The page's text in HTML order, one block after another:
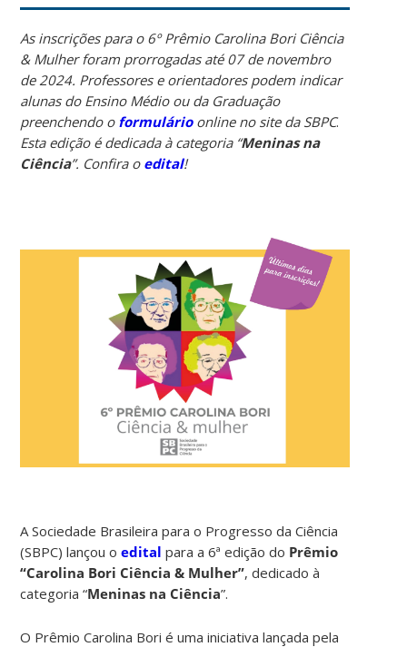
As inscrições para o 6º Prêmio Carolina Bori Ciência
& Mulher foram prorrogadas até 07 de novembro
de 2024. Professores e orientadores podem indicar
alunas do Ensino Médio ou da Graduação
preenchendo o formulárioonline no site da SBPC.
Esta edição é dedicada à categoria “Meninas na
Ciência”. Confira o edital!
A Sociedade Brasileira para o Progresso da Ciência
(SBPC) lançou oedital para a 6ª edição do Prêmio
“Carolina Bori Ciência & Mulher”, dedicado à
categoria “Meninas na Ciência”.
O Prêmio Carolina Bori é uma iniciativa lançada pela